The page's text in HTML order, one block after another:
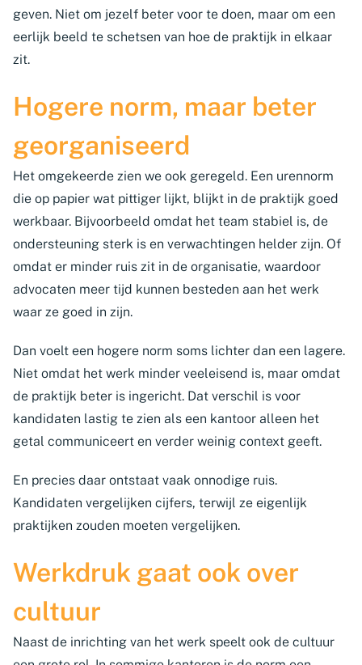
geven. Niet om jezelf beter voor te doen, maar om een
eerlijk beeld te schetsen van hoe de praktijk in elkaar
zit.
Hogere norm, maar beter
georganiseerd
Het omgekeerde zien we ook geregeld. Een urennorm
die op papier wat pittiger lijkt, blijkt in de praktijk goed
werkbaar. Bijvoorbeeld omdat het team stabiel is, de
ondersteuning sterk is en verwachtingen helder zijn. Of
omdat er minder ruis zit in de organisatie, waardoor
advocaten meer tijd kunnen besteden aan het werk
waar ze goed in zijn.
Dan voelt een hogere norm soms lichter dan een lagere.
Niet omdat het werk minder veeleisend is, maar omdat
de praktijk beter is ingericht. Dat verschil is voor
kandidaten lastig te zien als een kantoor alleen het
getal communiceert en verder weinig context geeft.
En precies daar ontstaat vaak onnodige ruis.
Kandidaten vergelijken cijfers, terwijl ze eigenlijk
praktijken zouden moeten vergelijken.
Werkdruk gaat ook over
cultuur
Naast de inrichting van het werk speelt ook de cultuur